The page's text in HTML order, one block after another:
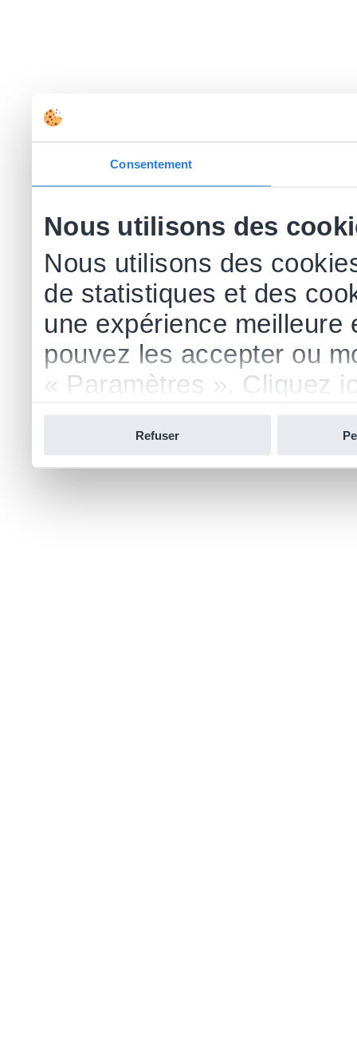
Consentement
Nous utilisons des
Nous utilisons des
de statistiques et des
une expérience meilleure
pouvez les accepter ou
« Paramètres ». Cliquez
Refuser